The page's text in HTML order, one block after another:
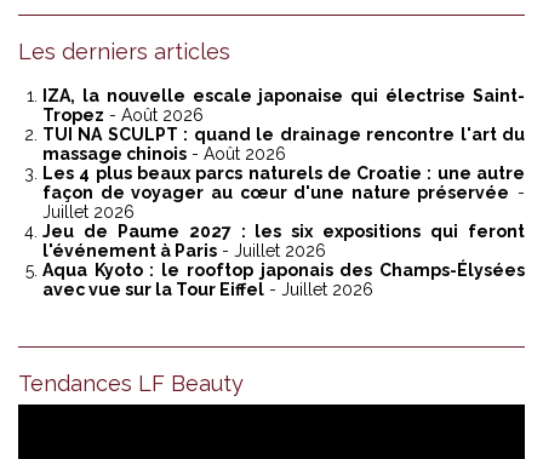
Les derniers articles
IZA, la nouvelle escale japonaise qui électrise Saint-
Tropez - Août 2026
TUI NA SCULPT : quand le drainage rencontre l'art du
massage chinois - Août 2026
Les 4 plus beaux parcs naturels de Croatie : une autre
façon de voyager au cœur d'une nature préservée -
Juillet 2026
Jeu de Paume 2027 : les six expositions qui feront
l'événement à Paris - Juillet 2026
Aqua Kyoto : le rooftop japonais des Champs-Élysées
avec vue sur la Tour Eiffel - Juillet 2026
Tendances LF Beauty